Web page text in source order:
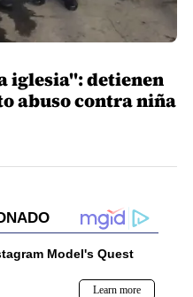
iglesia": detienen
abuso contra niña